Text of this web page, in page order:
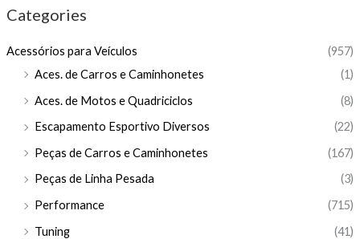
Categories
Acessórios para Veículos
(957)
Aces. de Carros e Caminhonetes
(1)
Aces. de Motos e Quadriciclos
(8)
Escapamento Esportivo Diversos
(22)
Peças de Carros e Caminhonetes
(167)
Peças de Linha Pesada
(3)
Performance
(715)
Tuning
(41)